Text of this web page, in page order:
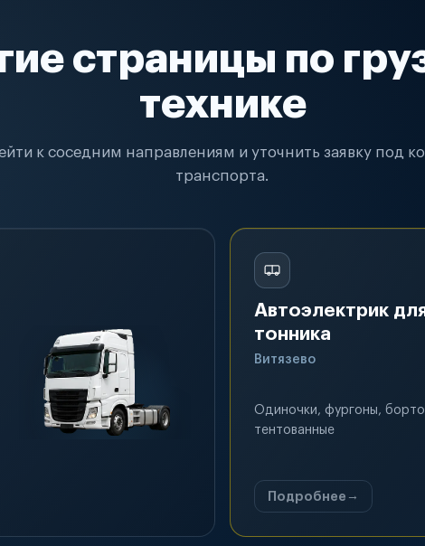
страницы по
технике
к соседним направлениям и уточнить заявку под
транспорта.
Автоэлектрик
тонника
Витязево
Одиночки, фургоны,
тентованные
Подробнее